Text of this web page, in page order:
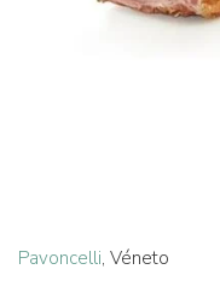
Pavoncelli, Véneto